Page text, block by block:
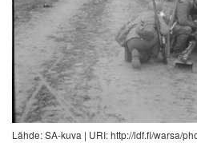
Lähde: SA-kuva | URI: http://ldf.fi/warsa/